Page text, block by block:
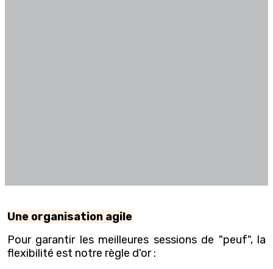
Une organisation agile
Pour garantir les meilleures sessions de "peuf", la
flexibilité est notre règle d'or :